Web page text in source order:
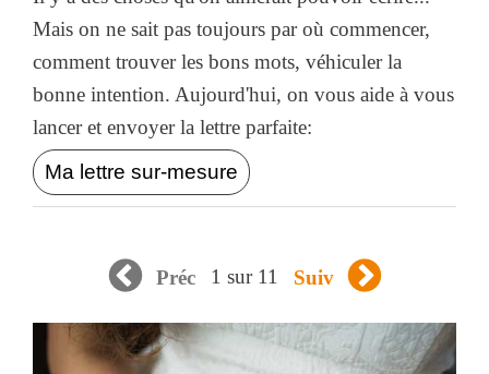
Mais on ne sait pas toujours par où commencer,
comment trouver les bons mots, véhiculer la
bonne intention. Aujourd'hui, on vous aide à vous
lancer et envoyer la lettre parfaite:
Ma lettre sur-mesure
Préc 1 sur 11 Suiv